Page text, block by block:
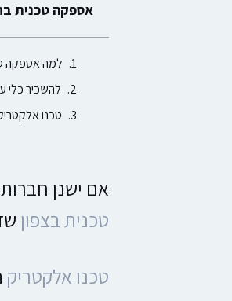
אספקה טכנית
למה אספקה
להשכיר כלי
טכנו
אם ישנן
טכנית בצפון
טכנו אלקטריק